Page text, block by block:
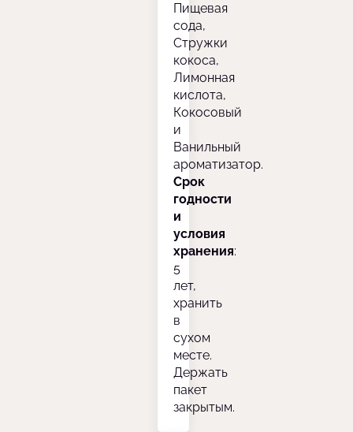
Пищевая
сода,
Стружки
кокоса,
Лимонная
кислота,
Кокосовый
и
Ванильный
ароматизатор.
Срок
годности
и
условия
хранения:
5
лет,
хранить
в
сухом
месте.
Держать
пакет
закрытым.